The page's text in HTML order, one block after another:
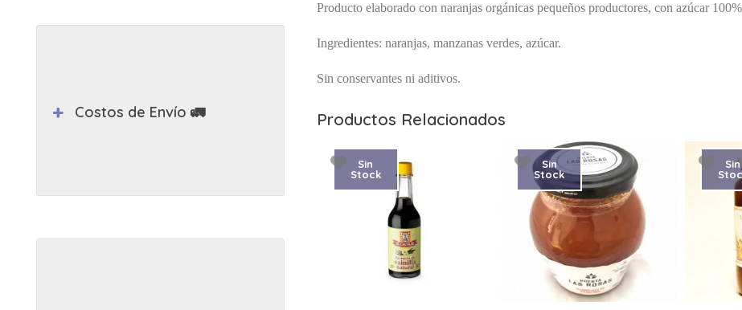
Producto elaborado con naranjas orgánicas pequeños productores, con azúcar
Ingredientes: naranjas, manzanas verdes, azúcar.
Sin conservantes ni aditivos.
Productos Relacionados
Sin
Stock
Sin
Stock
Sin
Costos de Envío 🚛